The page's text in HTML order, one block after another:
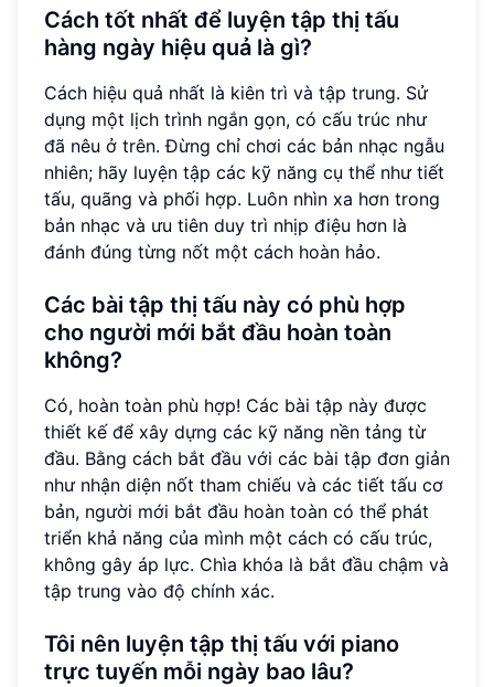
Cách tốt nhất để luyện tập thị tấu
hàng ngày hiệu quả là gì?
Cách hiệu quả nhất là kiên trì và tập trung. Sử
dụng một lịch trình ngắn gọn, có cấu trúc như
đã nêu ở trên. Đừng chỉ chơi các bản nhạc ngẫu
nhiên; hãy luyện tập các kỹ năng cụ thể như tiết
tấu, quãng và phối hợp. Luôn nhìn xa hơn trong
bản nhạc và ưu tiên duy trì nhịp điệu hơn là
đánh đúng từng nốt một cách hoàn hảo.
Các bài tập thị tấu này có phù hợp
cho người mới bắt đầu hoàn toàn
không?
Có, hoàn toàn phù hợp! Các bài tập này được
thiết kế để xây dựng các kỹ năng nền tảng từ
đầu. Bằng cách bắt đầu với các bài tập đơn giản
như nhận diện nốt tham chiếu và các tiết tấu cơ
bản, người mới bắt đầu hoàn toàn có thể phát
triển khả năng của mình một cách có cấu trúc,
không gây áp lực. Chìa khóa là bắt đầu chậm và
tập trung vào độ chính xác.
Tôi nên luyện tập thị tấu với piano
trực tuyến mỗi ngày bao lâu?